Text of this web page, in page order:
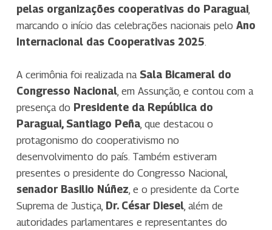
pelas organizações cooperativas do Paraguai,
marcando o início das celebrações nacionais pelo Ano
Internacional das Cooperativas 2025
A cerimônia foi realizada na Sala Bicameral do
Congresso Nacional, em Assunção, e contou com a
presença do Presidente da República do
Paraguai, Santiago Peña, que destacou o
protagonismo do cooperativismo no
desenvolvimento do país. Também estiveram
presentes o presidente do Congresso Nacional,
senador Basilio Núñez , e o presidente da Corte
Suprema de Justiça, Dr. César Diesel, além de
autoridades parlamentares e representantes do